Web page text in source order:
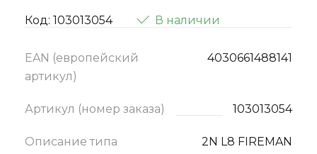
Код: 103013054 В наличии
EAN (европейский
артикул)
4030661488141
Артикул (номер заказа) 103013054
Описание типа
2N L8 FIREMAN